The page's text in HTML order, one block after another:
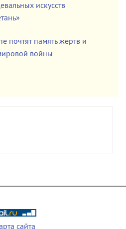
искусств
почтят память жертв и
войны
сайта